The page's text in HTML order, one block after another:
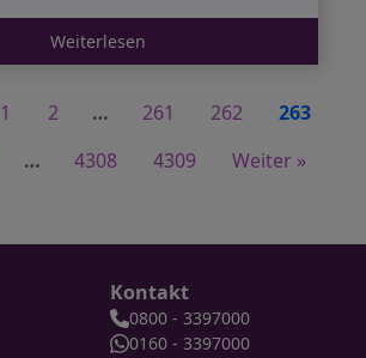
Weiterlesen
1 2 … 261 262
263
… 4308 4309 Weiter »
Kontakt
0800 - 3397000
0160 - 3397000